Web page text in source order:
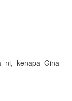
ni, kenapa Gina